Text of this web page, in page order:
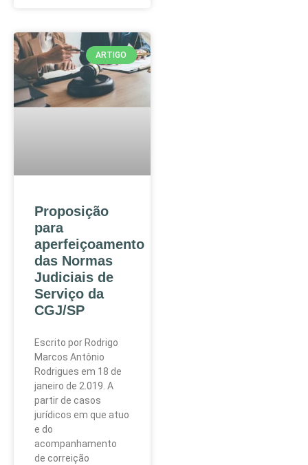
ARTIGO
Proposição
para
aperfeiçoamento
das Normas
Judiciais de
Serviço da
CGJ/SP
Escrito por Rodrigo
Marcos Antônio
Rodrigues em 18 de
janeiro de 2.019. A
partir de casos
jurídicos em que atuo
e do
acompanhamento
de correição